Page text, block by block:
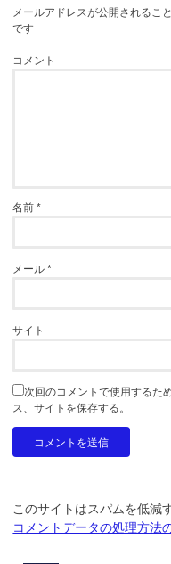
メールアドレスが公開されるこ
です
コメント
名前*
メール*
サイト
次回のコメントで使用するた
ス、サイトを保存する。
このサイトはスパムを低減
コメントデータの処理方法